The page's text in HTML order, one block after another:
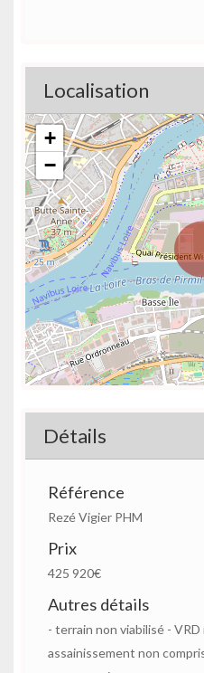
Localisation
+
−
Détails
Référence
Rezé Vigier PHM
Prix
425 920€
Autres détails
- terrain non viabilisé - VRD
assainissement non